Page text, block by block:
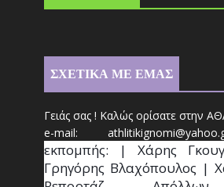
ΣΧΕΤΙΚΑ ΜΕ ΕΜΑΣ
Γειάς σας ! Καλώς ορίσατε στην
e-mail: athlit
εκπομπής: | Χάρης
Γρηγόρης Βλαχόπουλος |